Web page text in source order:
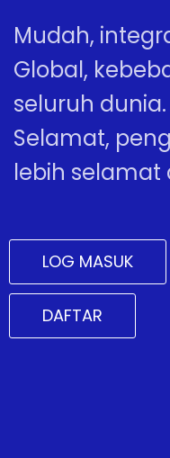
Mudah,
Global,
seluruh dunia.
Selamat,
lebih selamat
LOG MASUK
DAFTAR